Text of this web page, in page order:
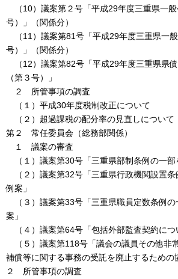
（10）議案第２号「平成29年度三重県一般
号）」（関係分）
（11）議案第81号「平成29年度三重県一
号）」（関係分）
（12）議案第82号「平成29年度三重県県
（第３号）」
２ 所管事項の調査
（１）平成30年度税制改正について
（２）超過課税の配分率の見直しについて
第２ 常任委員会（総務部関係）
１ 議案の審査
（１）議案第30号「三重県部制条例の一部
（２）議案第32号「三重県行政機関設置条
例案」
（３）議案第33号「三重県職員定数条例の
案」
（４）議案第64号「包括外部監査契約につ
（５）議案第118号「議会の議員その他非
補償等に関する事務の受託を廃止するための
２ 所管事項の調査